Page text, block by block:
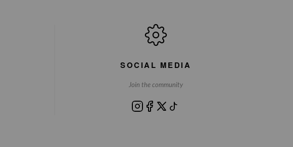
SOCIAL MEDIA
Join the community